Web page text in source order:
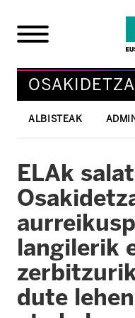
ALBISTEAK
ELAk
langilerik
dute